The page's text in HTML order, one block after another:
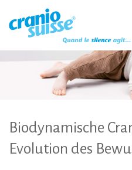
(Accesskey
Hauptnavigation
(Accesskey
Inhalt
(Accesskey
Sprachumschaltung
(Accesskey
Biodynamische
Evolution des